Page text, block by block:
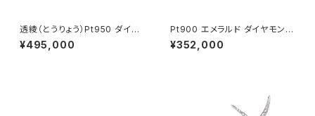
透綾（とうりょう）Pt950 ダイヤ
モンド 透かしリング枠
¥495,000
Pt900 エメラルド ダイヤモンド
リング
¥352,000